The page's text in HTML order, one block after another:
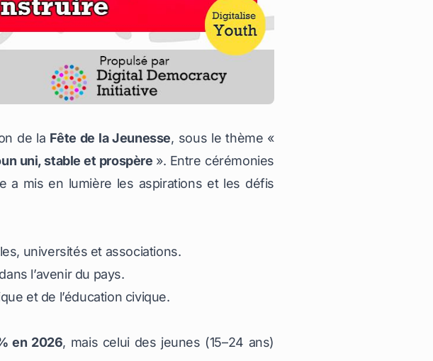
de la Fête de la Jeunesse, sous le thème «
uni, stable et prospère ». Entre cérémonies
a mis en lumière les aspirations et les défis
universités et associations.
l’avenir du pays.
et de l’éducation civique.
en 2026, mais celui des jeunes (15–24 ans)